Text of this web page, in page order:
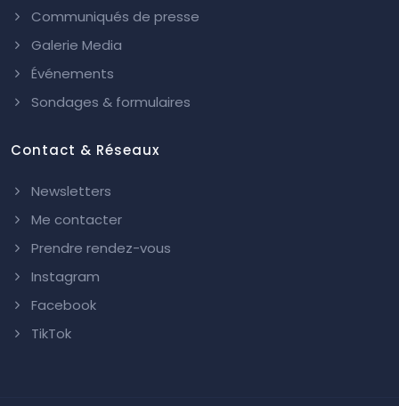
Communiqués de presse
Galerie Media
Événements
Sondages & formulaires
Contact & Réseaux
Newsletters
Me contacter
Prendre rendez-vous
Instagram
Facebook
TikTok